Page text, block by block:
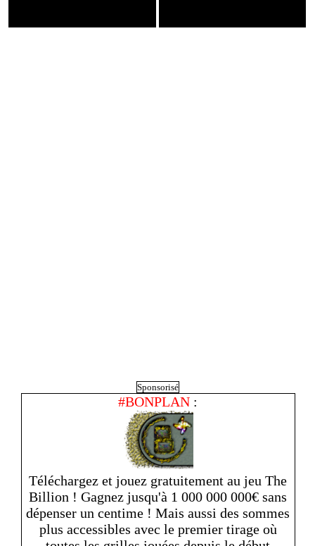
Sponsorisé
#BONPLAN :
Téléchargez et jouez gratuitement au jeu The
Billion ! Gagnez jusqu'à 1 000 000 000€ sans
dépenser un centime ! Mais aussi des sommes
plus accessibles avec le premier tirage où